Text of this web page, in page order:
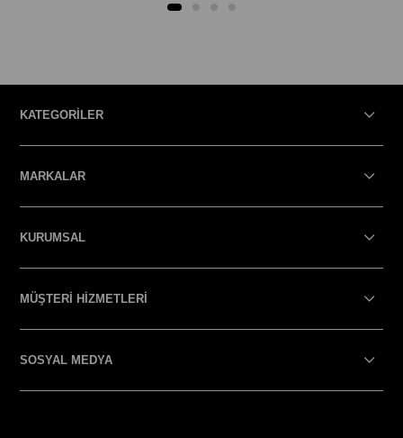
KATEGORİLER
MARKALAR
KURUMSAL
MÜŞTERİ HİZMETLERİ
SOSYAL MEDYA